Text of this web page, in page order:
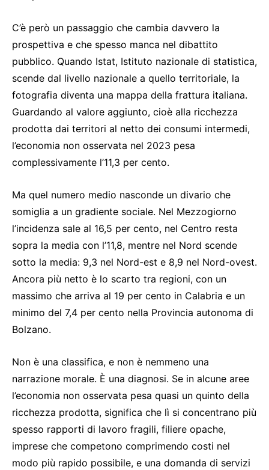
C’è però un passaggio che cambia davvero la
prospettiva e che spesso manca nel dibattito
pubblico. Quando Istat, Istituto nazionale di statistica,
scende dal livello nazionale a quello territoriale, la
fotografia diventa una mappa della frattura italiana.
Guardando al valore aggiunto, cioè alla ricchezza
prodotta dai territori al netto dei consumi intermedi,
l’economia non osservata nel 2023 pesa
complessivamente l’11,3 per cento.
Ma quel numero medio nasconde un divario che
somiglia a un gradiente sociale. Nel Mezzogiorno
l’incidenza sale al 16,5 per cento, nel Centro resta
sopra la media con l’11,8, mentre nel Nord scende
sotto la media: 9,3 nel Nord-est e 8,9 nel Nord-ovest.
Ancora più netto è lo scarto tra regioni, con un
massimo che arriva al 19 per cento in Calabria e un
minimo del 7,4 per cento nella Provincia autonoma di
Bolzano.
Non è una classifica, e non è nemmeno una
narrazione morale. È una diagnosi. Se in alcune aree
l’economia non osservata pesa quasi un quinto della
ricchezza prodotta, significa che lì si concentrano più
spesso rapporti di lavoro fragili, filiere opache,
imprese che competono comprimendo costi nel
modo più rapido possibile, e una domanda di servizi